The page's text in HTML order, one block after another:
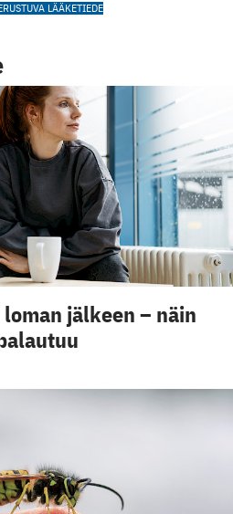
LÄÄKETIEDE
jälkeen – näin